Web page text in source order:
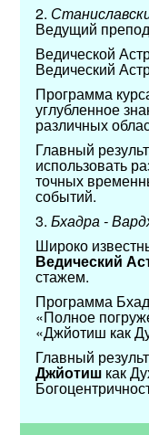
2.
Ведущий
Ведической
Ведический
Программа
углубленное
различных
Главный
использовать
точных
событий.
3.Бхадра -
Широко
Ведический
стажем.
Программа
«Полное
«Джйотиш как
Главный
Джйотиш как